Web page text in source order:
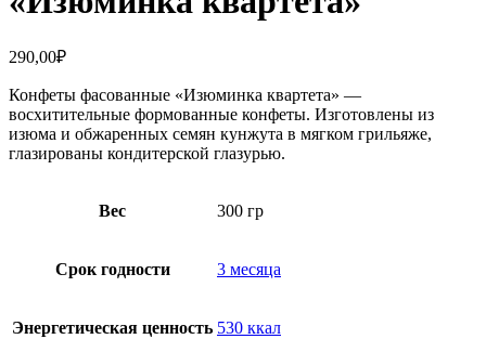
290,00₽
Конфеты фасованные «Изюминка квартета» —
восхитительные формованные конфеты. Изготовлены из
изюма и обжаренных семян кунжута в мягком грильяже,
глазированы кондитерской глазурью.
Вес 300 гр
Срок годности 3 месяца
Энергетическая ценность 530 ккал